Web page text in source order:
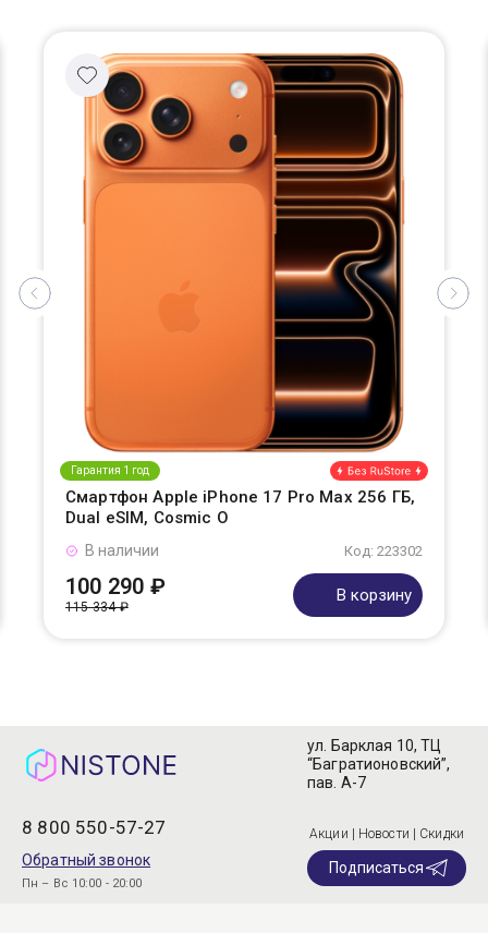
Гарантия 1 год
Смартфон Apple iPhone 17 Pro Max 256 ГБ,
Dual eSIM, Cosmic O
Код: 223302
В наличии
100 290 ₽
115 334 ₽
В корзину
8 800 550-57-27
Обратный звонок
Пн – Вс 10:00 - 20:00
ул. Барклая 10, ТЦ
“Багратионовский”,
пав. А-7
Акции | Новости | Скидки
Подписаться